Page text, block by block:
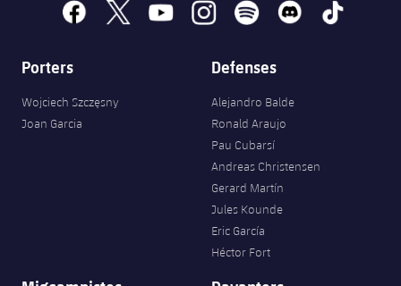
facebook
x youtubeinstagramspotify discord tiktok
Porters
Wojciech Szczęsny
Joan Garcia
Defenses
Alejandro Balde
Ronald Araujo
Pau Cubarsí
Andreas Christensen
Gerard Martín
Jules Kounde
Eric García
Héctor Fort